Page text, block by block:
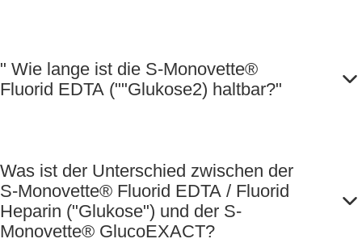
" Wie lange ist die S-Monovette®
Fluorid EDTA (""Glukose2) haltbar?"
Was ist der Unterschied zwischen der
S-Monovette® Fluorid EDTA / Fluorid
Heparin ("Glukose") und der S-
Monovette® GlucoEXACT?